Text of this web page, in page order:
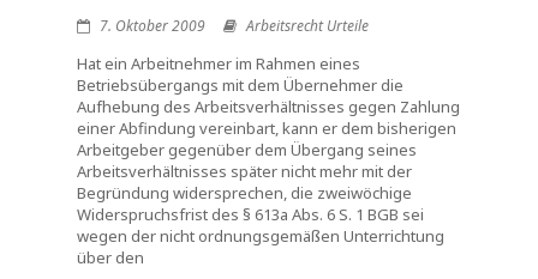
7. Oktober 2009 Arbeitsrecht Urteile
Hat ein Arbeitnehmer im Rahmen eines
Betriebsübergangs mit dem Übernehmer die
Aufhebung des Arbeitsverhältnisses gegen Zahlung
einer Abfindung vereinbart, kann er dem bisherigen
Arbeitgeber gegenüber dem Übergang seines
Arbeitsverhältnisses später nicht mehr mit der
Begründung widersprechen, die zweiwöchige
Widerspruchsfrist des § 613a Abs. 6 S. 1 BGB sei
wegen der nicht ordnungsgemäßen Unterrichtung
über den